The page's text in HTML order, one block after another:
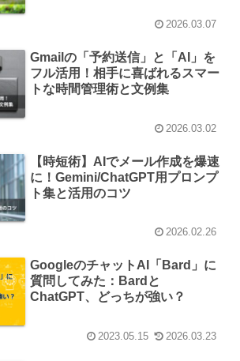
2026.03.07
Gmailの「予約送信」と「AI」を
フル活用！相手に喜ばれるスマー
トな時間管理術と文例集
2026.03.02
【時短術】AIでメール作成を爆速
に！Gemini/ChatGPT用プロンプ
ト集と活用のコツ
2026.02.26
GoogleのチャットAI「Bard」に
質問してみた：Bardと
ChatGPT、どっちが強い？
2023.05.15 2026.03.23